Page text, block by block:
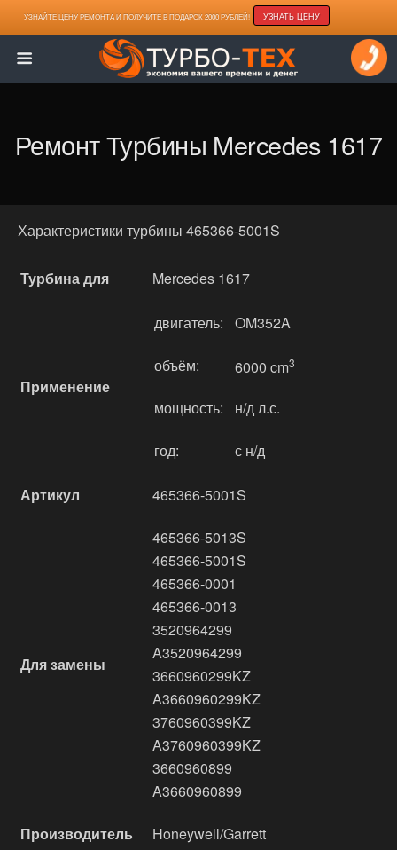
УЗНАЙТЕ ЦЕНУ РЕМОНТА И ПОЛУЧИТЕ В ПОДАРОК 2000 РУБЛЕЙ! УЗНАТЬ ЦЕНУ
Ремонт Турбины Mercedes 1617
Характеристики турбины 465366-5001S
Турбина для Mercedes 1617
Применение
двигатель: OM352A
объём: 6000 cm3
мощность: н/д л.с.
год: с н/д
Артикул 465366-5001S
Для замены
465366-5013S
465366-5001S
465366-0001
465366-0013
3520964299
A3520964299
3660960299KZ
A3660960299KZ
3760960399KZ
A3760960399KZ
3660960899
A3660960899
Производитель Honeywell/Garrett